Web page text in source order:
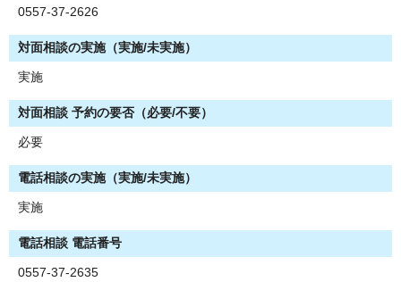
0557-37-2626
対面相談の実施（実施/未実施）
実施
対面相談 予約の要否（必要/不要）
必要
電話相談の実施（実施/未実施）
実施
電話相談 電話番号
0557-37-2635